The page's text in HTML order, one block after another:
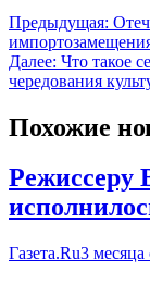
Предыдущая:
Далее: Что такое
чередования
Похожие
Режиссеру
Газета.Ru3 месяца